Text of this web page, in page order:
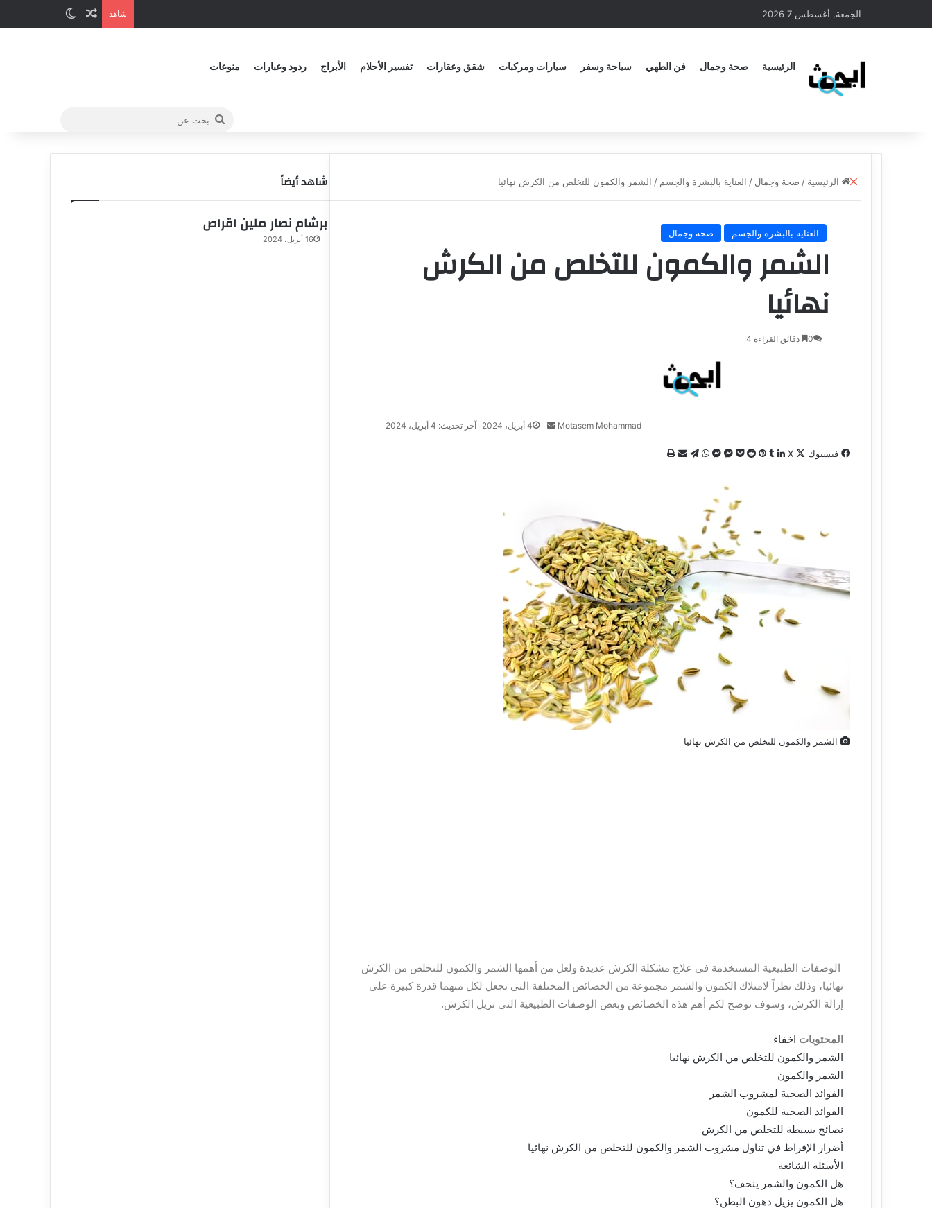
الجمعة, أغسطس 7 2026 شاهد
الرئيسية صحة وجمال فن الطهي سياحة وسفر سيارات ومركبات شقق وعقارات تفسير الأحلام الأبراج ردود وعبارات منوعات
الرئيسية / صحة وجمال / العناية بالبشرة والجسم / الشمر والكمون للتخلص من الكرش نهائيا
العناية بالبشرة والجسم صحة وجمال
الشمر والكمون للتخلص من الكرش
نهائيا
Motasem Mohammad 4 أبريل، 2024 آخر تحديث: 4 أبريل، 2024
0 دقائق القراءة 4
فيسبوك X
الشمر والكمون للتخلص من الكرش نهائيا
الوصفات الطبيعية المستخدمة في علاج مشكلة الكرش عديدة ولعل من أهمها الشمر والكمون للتخلص من الكرش
نهائيا، وذلك نظراً لامتلاك الكمون والشمر مجموعة من الخصائص المختلفة التي تجعل لكل منهما قدرة كبيرة على
إزالة الكرش، وسوف نوضح لكم أهم هذه الخصائص وبعض الوصفات الطبيعية التي تزيل الكرش.
المحتويات اخفاء
الشمر والكمون للتخلص من الكرش نهائيا
الشمر والكمون
الفوائد الصحية لمشروب الشمر
الفوائد الصحية للكمون
نصائح بسيطة للتخلص من الكرش
أضرار الإفراط في تناول مشروب الشمر والكمون للتخلص من الكرش نهائيا
الأسئلة الشائعة
هل الكمون والشمر ينحف؟
هل الكمون يزيل دهون البطن؟
شاهد أيضاً
برشام نصار ملين اقراص
16 أبريل، 2024